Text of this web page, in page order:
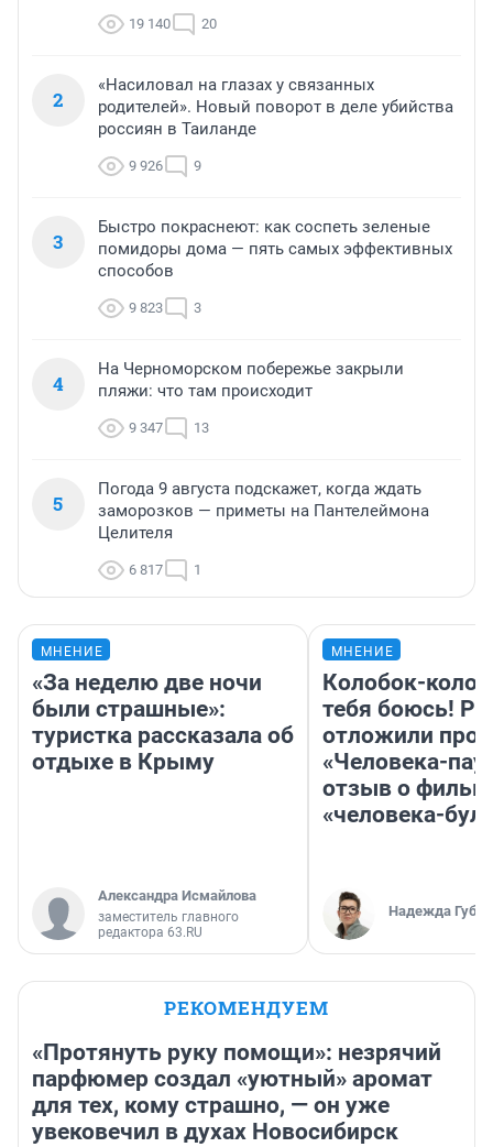
19 140 20
2
«Насиловал на глазах у связанных
родителей». Новый поворот в деле убийства
россиян в Таиланде
9 926 9
3
Быстро покраснеют: как соспеть зеленые
помидоры дома — пять самых эффективных
способов
9 823 3
4
На Черноморском побережье закрыли
пляжи: что там происходит
9 347 13
5
Погода 9 августа подскажет, когда ждать
заморозков — приметы на Пантелеймона
Целителя
6 817 1
МНЕНИЕ
«За неделю две ночи
были страшные»:
туристка рассказала об
отдыхе в Крыму
Александра Исмайлова
заместитель главного
редактора 63.RU
МНЕНИЕ
Колобок-
тебя боюсь!
отложили
«Человека-
отзыв о
«человека-
Надежда
РЕКОМЕНДУЕМ
«Протянуть руку помощи»: незрячий
парфюмер создал «уютный» аромат
для тех, кому страшно, — он уже
увековечил в духах Новосибирск